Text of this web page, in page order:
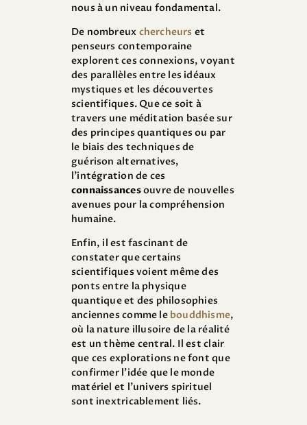
nous à un niveau fondamental.
De nombreux chercheurs et
penseurs contemporaine
explorent ces connexions, voyant
des parallèles entre les idéaux
mystiques et les découvertes
scientifiques. Que ce soit à
travers une méditation basée sur
des principes quantiques ou par
le biais des techniques de
guérison alternatives,
l’intégration de ces
connaissancesouvre de nouvelles
avenues pour la compréhension
humaine.
Enfin, il est fascinant de
constater que certains
scientifiques voient même des
ponts entre la physique
quantique et des philosophies
anciennes comme le bouddhisme,
où la nature illusoire de la réalité
est un thème central. Il est clair
que ces explorations ne font que
confirmer l’idée que le monde
matériel et l’univers spirituel
sont inextricablement liés.